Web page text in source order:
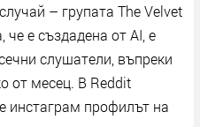
– групата The Velvet
че е създадена от AI, е
слушатели, въпреки
от месец. В Reddit
инстаграм профилът на